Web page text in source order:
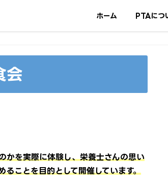
ホーム PTAにつ
会
かを実際に体験し、栄養士さんの思い
ことを目的として開催しています。